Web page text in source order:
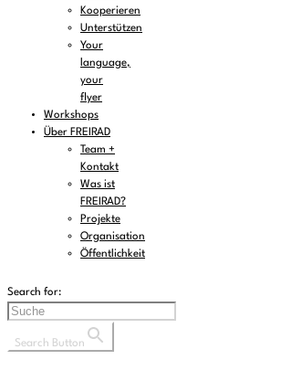
Kooperieren
Unterstützen
Your
language,
your
flyer
Workshops
Über FREIRAD
Team +
Kontakt
Was ist
FREIRAD?
Projekte
Organisation
Öffentlichkeit
Search for:
Search Button